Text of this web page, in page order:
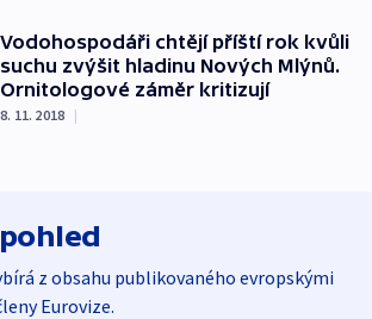
Vodohospodáři chtějí příští rok kvůli
suchu zvýšit hladinu Nových Mlýnů.
Ornitologové záměr kritizují
8. 11. 2018 |
z obsahu publikovaného evropskými
Eurovize.